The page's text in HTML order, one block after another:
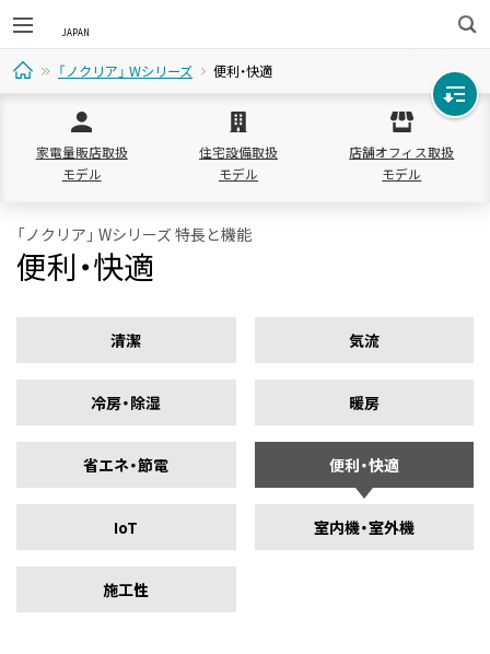
検
索
「ノクリア」 Wシリーズ 便利・快適
家電量販店取扱
モデル
住宅設備取扱
モデル
店舗オフィス取扱
モデル
「ノクリア」 Wシリーズ 特長と機能
便利・快適
清潔 気流
冷房・除湿 暖房
省エネ・節電 便利・快適
IoT 室内機・室外機
施工性